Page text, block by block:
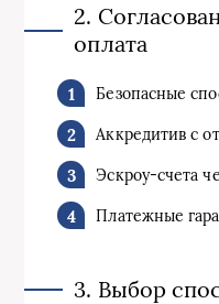
2.
оплата
Безопасные
Аккредитив с
Эскроу-счета
Платежные
3. Выбор